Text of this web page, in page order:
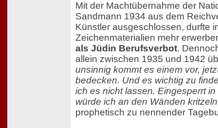
Mit der Machtübernahme der
Sandmann 1934 aus dem
Künstler ausgeschlossen, durfte
Zeichenmaterialien mehr
als Jüdin Berufsverbot.
allein zwischen 1935 und 1942
unsinnig kommt es einem vor,
bedecken. Und es wichtig zu
ich es nicht lassen. Eingesperrt
würde ich an den Wänden
prophetisch zu nennender